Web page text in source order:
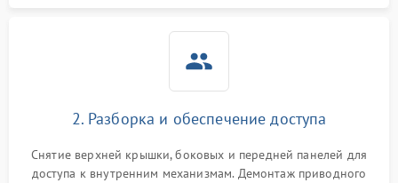
2. Разборка и обеспечение доступа
Снятие верхней крышки, боковых и передней панелей для
доступа к внутренним механизмам. Демонтаж приводного